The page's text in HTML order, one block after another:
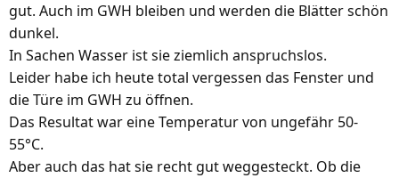
gut. Auch im GWH bleiben und werden die Blätter schön
dunkel.
In Sachen Wasser ist sie ziemlich anspruchslos.
Leider habe ich heute total vergessen das Fenster und
die Türe im GWH zu öffnen.
Das Resultat war eine Temperatur von ungefähr 50-
55°C.
Aber auch das hat sie recht gut weggesteckt. Ob die